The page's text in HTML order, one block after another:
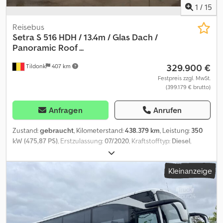
1 / 15
Tildonk 407 km
Reisebus
Setra S 516 HDH / 13.4m / Glas Dach /
Panoramic Roof ...
329.900 €
Festpreis zzgl. MwSt.
(399.179 € brutto)
Anfragen Anrufen
Zustand:gebraucht, Kilometerstand:438.379 km, Leistung: 350
kW (475,87 PS), Erstzulassung:07/2020, Kraftstofftyp: Diesel,
, Getriebetyp:
Emissionsklasse:Euro6, Farbe:Sonstige, Bremsen:Retarder,
Baujahr:
, = Weitere Optionen und
Zubehör = Sonstige - Kühlschrank vorne Crsdpfxoxx Sbhj Aggjf -
Schlafkabine - Toilette - USB connections - Webasto Sonstiges -
DVD - Klimaanlage = Weitere Informationen = Höhe: 390 cm
Kleinanzeige